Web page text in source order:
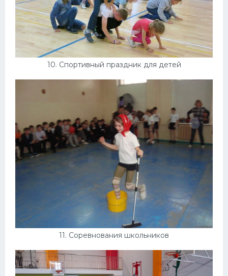
10. Спортивный праздник для детей
11. Соревнования школьников